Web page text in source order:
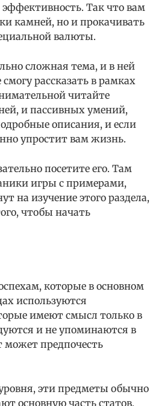
Так что вам
камней, но и прокачивать
валюты.
сложная тема, и в ней
рассказать в рамках
читайте
и пассивных умений,
описания, и если
упростит вам жизнь.
посетите его. Там
игры с примерами,
на изучение этого раздела,
чтобы начать
которые в основном
используются
имеют смысл только в
и не упоминаются в
предпочесть
эти предметы обычно
основную часть статов,